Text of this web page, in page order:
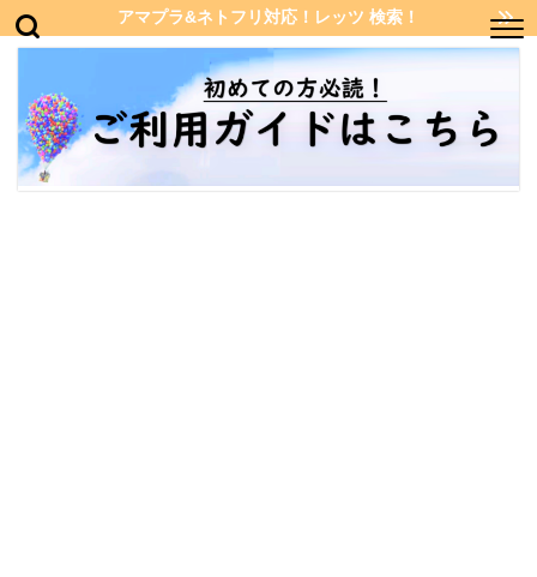
アマプラ&ネトフリ対応！レッツ 検索！